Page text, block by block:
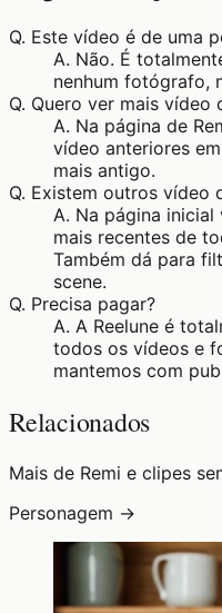
Q. Este vídeo é de uma
A. Não. É
nenhum fotógrafo,
Q. Quero ver mais vídeo
A. Na página de
vídeo anteriores
mais antigo.
Q. Existem outros vídeo
A. Na página
mais recentes de
Também dá para
scene.
Q. Precisa pagar?
A. A Reelune é
todos os vídeos e
mantemos com
Relacionados
Mais de Remi e clipes
Personagem →